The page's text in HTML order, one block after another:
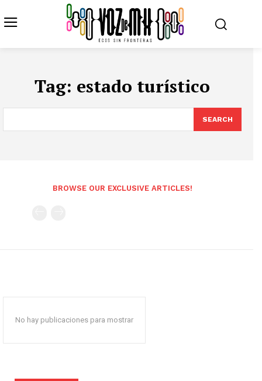
Tag: estado turístico
SEARCH
BROWSE OUR EXCLUSIVE ARTICLES!
No hay publicaciones para mostrar